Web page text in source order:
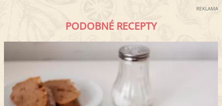
REKLAMA
PODOBNÉ RECEPTY